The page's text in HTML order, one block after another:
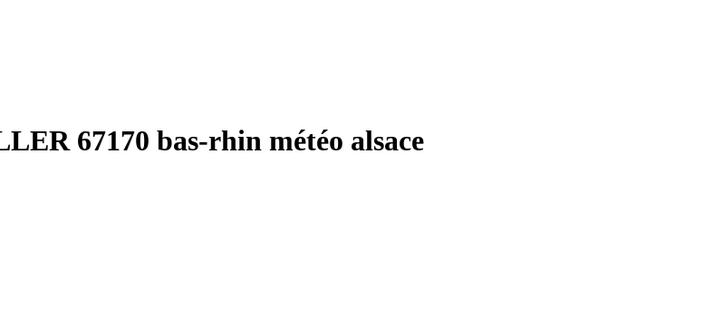
67170 bas-rhin météo alsace